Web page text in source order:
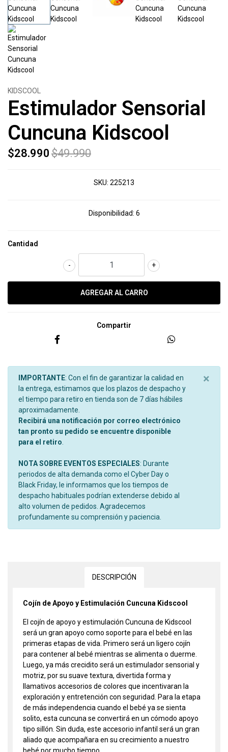
KIDSCOOL
Estimulador Sensorial
Cuncuna Kidscool
$28.990 $49.990
SKU: 225213
Disponibilidad: 6
Cantidad
+
-
Compartir
IMPORTANTE: Con el fin de garantizar la calidad en
la entrega, estimamos que los plazos de despacho y
el tiempo para retiro en tienda son de 7 días hábiles
aproximadamente.
Recibirá una notificación por correo electrónico
tan pronto su pedido se encuentre disponible
para el retiro
NOTA SOBRE EVENTOS ESPECIALES: Durante
periodos de alta demanda como el Cyber Day o
Black Friday, le informamos que los tiempos de
despacho habituales podrían extenderse debido al
alto volumen de pedidos. Agradecemos
profundamente su comprensión y paciencia.
×
DESCRIPCIÓN
Cojín de Apoyo y Estimulación Cuncuna Kidscool
El cojín de apoyo y estimulación Cuncuna de Kidscool
será un gran apoyo como soporte para el bebé en las
primeras etapas de vida. Primero será un ligero cojín
para contener al bebé mientras se alimenta o duerme.
Luego, ya más crecidito será un estimulador sensorial y
motriz, por su suave textura, divertida forma y
llamativos accesorios de colores que incentivaran la
exploración y entretención con seguridad. Para la etapa
de más independencia cuando el bebé ya se sienta
solito, esta cuncuna se convertirá en un cómodo apoyo
tipo sillón. Sin duda, este accesorio infantil será un gran
aliado que acompañara en su crecimiento a nuestro